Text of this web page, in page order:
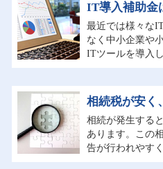
IT導入補助金
最近では様々な
なく中小企業や
ITツールを導入
相続税が安く
相続が発生する
あります。この
告が行われやす